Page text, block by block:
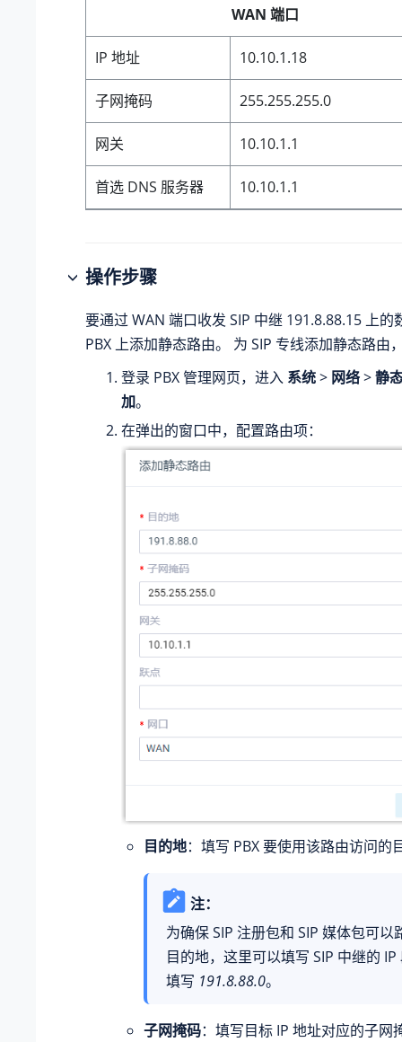
WAN 端口
IP 地址 10.10.1.18
子网掩码 255.255.255.0
网关 10.10.1.1
首选 DNS 服务器 10.10.1.1
操作步骤
要通过 WAN 端口收发 SIP 中继 191.8.88.15 上的
PBX 上添加静态路由。 为 SIP 专线添加静态路由
登录 PBX 管理网页，进入 系统> 网络>静
加。
在弹出的窗口中，配置路由项：
目的地：填写 PBX 要使用该路由访问的
注：
为确保 SIP 注册包和 SIP 媒体包可以
目的地，这里可以填写 SIP 中继的
填写 191.8.88.0。
子网掩码：填写目标 IP 地址对应的子网